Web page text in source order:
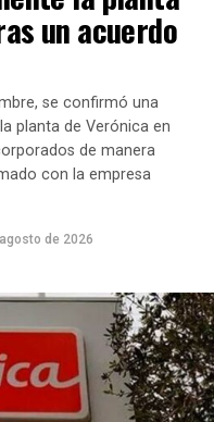
entre los
“Sumá chances de
su campaña de
el registro nacional de
y otras partes del
puesto a disposición del
a través de folletos, un
y jornadas de
de Sunchales,
un acuerdo
se confirmó una
planta de Verónica en
de manera
con la empresa
de 2026